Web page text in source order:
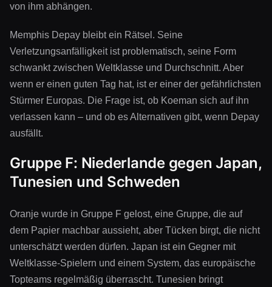
von ihm abhängen.
Memphis Depay bleibt ein Rätsel. Seine
Verletzungsanfälligkeit ist problematisch, seine Form
schwankt zwischen Weltklasse und Durchschnitt. Aber
wenn er einen guten Tag hat, ist er einer der gefährlichsten
Stürmer Europas. Die Frage ist, ob Koeman sich auf ihn
verlassen kann – und ob es Alternativen gibt, wenn Depay
ausfällt.
Gruppe F: Niederlande gegen Japan,
Tunesien und Schweden
Oranje wurde in Gruppe F gelost, eine Gruppe, die auf
dem Papier machbar aussieht, aber Tücken birgt, die nicht
unterschätzt werden dürfen. Japan ist ein Gegner mit
Weltklasse-Spielern und einem System, das europäische
Topteams regelmäßig überrascht. Tunesien bringt